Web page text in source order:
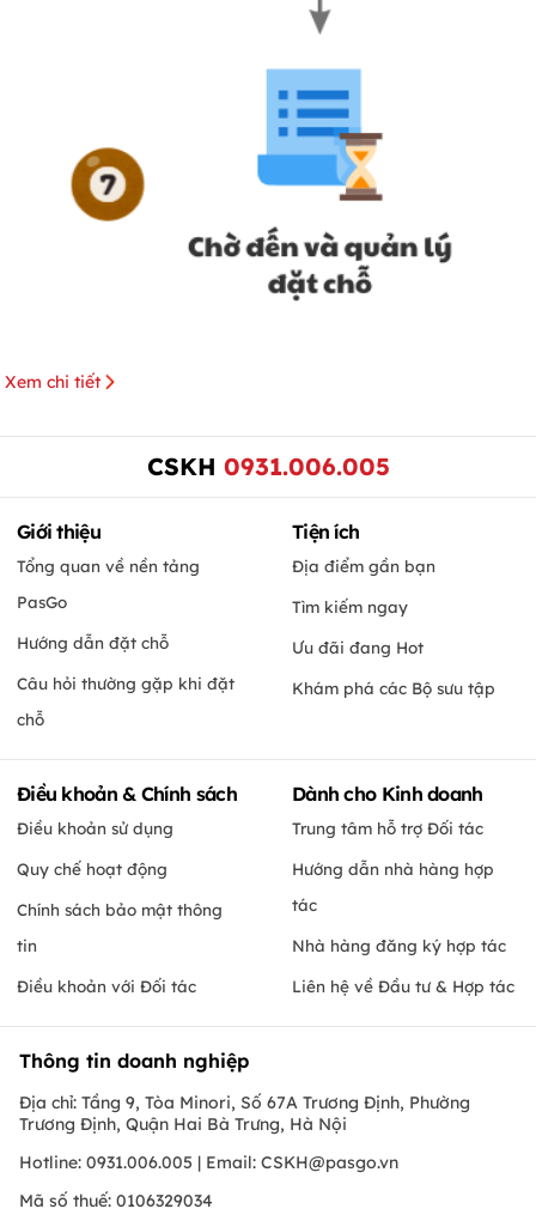
Xem chi tiết
CSKH 0931.006.005
Giới thiệu
Tổng quan về nền tảng
PasGo
Hướng dẫn đặt chỗ
Câu hỏi thường gặp khi đặt
chỗ
Tiện ích
Địa điểm gần bạn
Tìm kiếm ngay
Ưu đãi đang Hot
Khám phá các Bộ sưu tập
Điều khoản & Chính sách
Điều khoản sử dụng
Quy chế hoạt động
Chính sách bảo mật thông
tin
Điều khoản với Đối tác
Dành cho Kinh doanh
Trung tâm hỗ trợ Đối tác
Hướng dẫn nhà hàng hợp
tác
Nhà hàng đăng ký hợp tác
Liên hệ về Đầu tư & Hợp tác
Thông tin doanh nghiệp
Địa chỉ: Tầng 9, Tòa Minori, Số 67A Trương Định, Phường
Trương Định, Quận Hai Bà Trưng, Hà Nội
Hotline: 0931.006.005 | Email: CSKH@pasgo.vn
Mã số thuế: 0106329034